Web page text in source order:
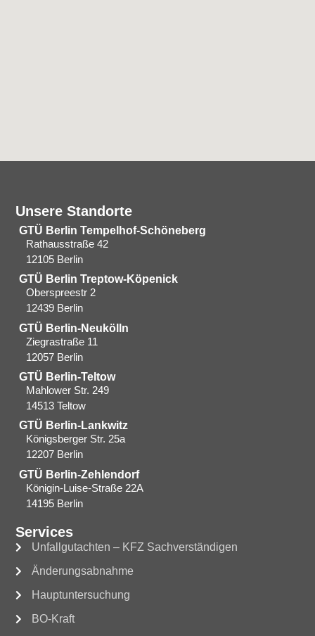
Unsere Standorte
GTÜ Berlin Tempelhof-Schöneberg
Rathausstraße 42
12105 Berlin
GTÜ Berlin Treptow-Köpenick
Oberspreestr 2
12439 Berlin​
GTÜ Berlin-Neukölln
Ziegrastraße 11
12057 Berlin
GTÜ Berlin-Teltow
Mahlower Str. 249
14513 Teltow
GTÜ Berlin-Lankwitz
Königsberger Str. 25a
12207 Berlin
GTÜ Berlin-Zehlendorf
Königin-Luise-Straße 22A
14195 Berlin
Services
Unfallgutachten – KFZ Sachverständigen
Änderungsabnahme
Hauptuntersuchung
BO-Kraft